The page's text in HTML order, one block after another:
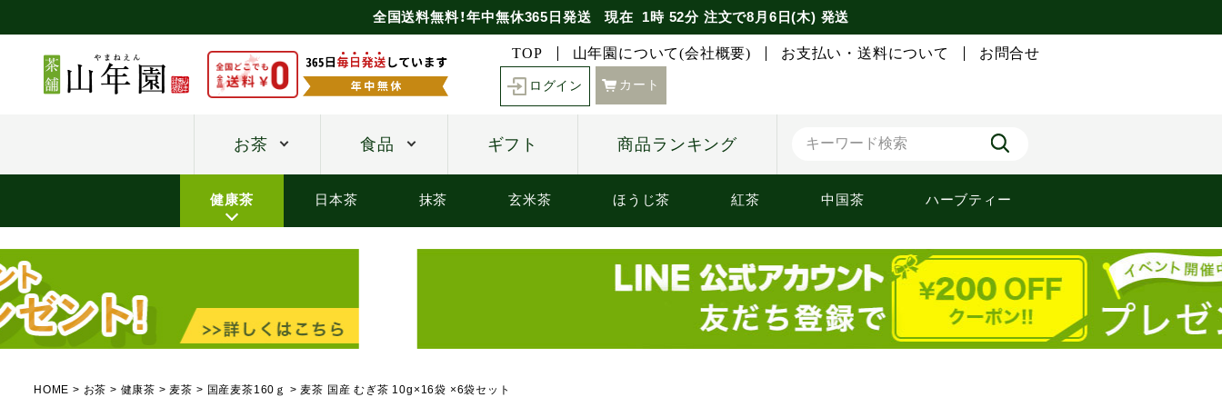
全国送料無料！年中無休365日発送 現在 1時 52分注文で8月6日(木) 発送
TOP 山年園について(会社概要) お支払い・送料について お問合せ
ログイン カート
お茶 食品 ギフト 商品ランキング
健康茶 日本茶 抹茶 玄米茶 ほうじ茶 紅茶 中国茶 ハーブティー
HOME お茶 健康茶 麦茶 国産麦茶160ｇ 麦茶 国産 むぎ茶 10g×16袋 ×6袋セット